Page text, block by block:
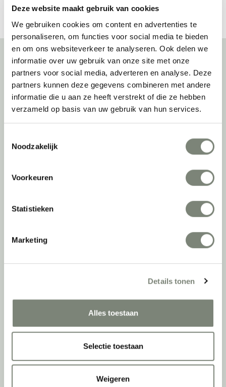
Deze website maakt gebruik van cookies
We gebruiken cookies om content en advertenties te
personaliseren, om functies voor social media te bieden
en om ons websiteverkeer te analyseren. Ook delen we
informatie over uw gebruik van onze site met onze
partners voor social media, adverteren en analyse. Deze
partners kunnen deze gegevens combineren met andere
informatie die u aan ze heeft verstrekt of die ze hebben
verzameld op basis van uw gebruik van hun services.
Noodzakelijk
Voorkeuren
Statistieken
Marketing
Details tonen
Alles toestaan
Selectie toestaan
Weigeren
Over deprojectinrichter
Als grootste onafhankelijke projectinrichter én expert op het gebied
van de beste werkomgeving zetten we ons dagelijks met veel
passie en enthousiasme in om juist dat voor onze klanten te
met het oog op nu; dankzij ons duurzame en circulaire karakter
kijken we ook naar de toekomst. Naar hoe we werkomgevingen een
keer actief te kijken naar de duurzaamste optie.
Duo bureaus
Tafels